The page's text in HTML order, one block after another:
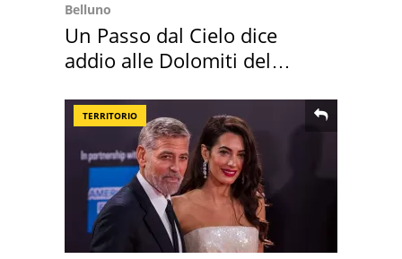
Belluno
Un Passo dal Cielo dice
addio alle Dolomiti del
TERRITORIO